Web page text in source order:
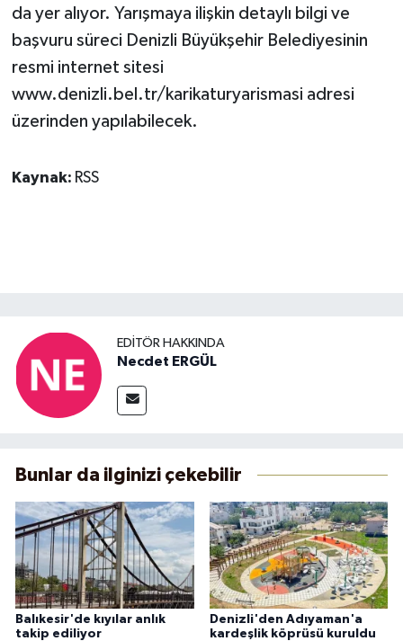
da yer alıyor. Yarışmaya ilişkin detaylı bilgi ve
başvuru süreci Denizli Büyükşehir Belediyesinin
resmi internet sitesi
www.denizli.bel.tr/karikaturyarismasi adresi
üzerinden yapılabilecek.
Kaynak: RSS
EDITÖR HAKKINDA
Necdet ERGÜL
Bunlar da ilginizi çekebilir
Balıkesir'de kıyılar anlık
takip ediliyor
Denizli'den Adıyaman'a
kardeşlik köprüsü kuruldu